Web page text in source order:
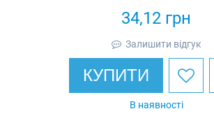
34,12 грн
Залишити відгук
КУПИТИ
В наявності